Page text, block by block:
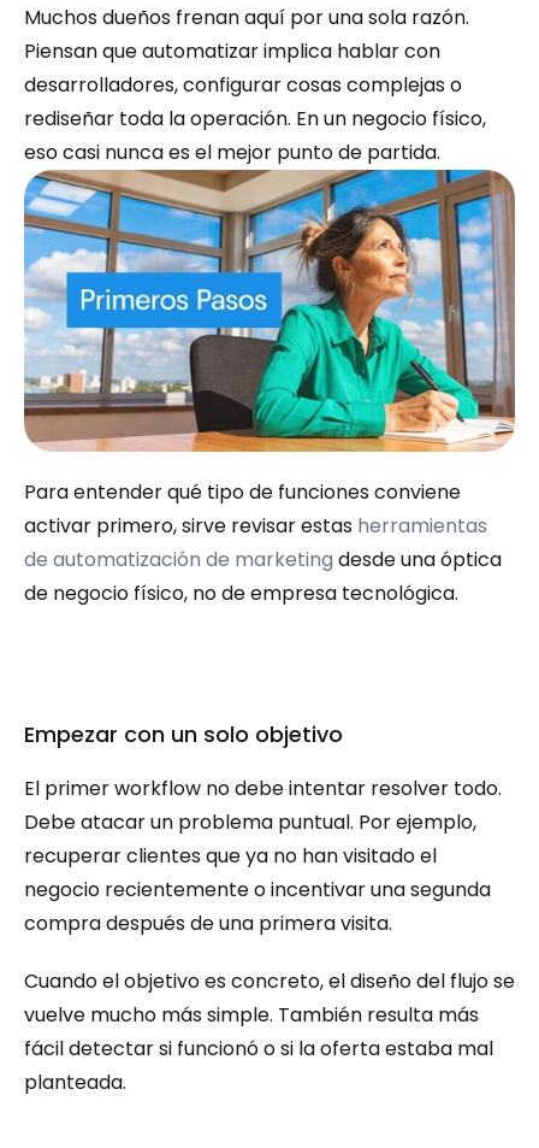
Muchos dueños frenan aquí por una sola razón.
Piensan que automatizar implica hablar con
desarrolladores, configurar cosas complejas o
rediseñar toda la operación. En un negocio físico,
eso casi nunca es el mejor punto de partida.
Para entender qué tipo de funciones conviene
activar primero, sirve revisar estas herramientas
de automatización de marketing desde una óptica
de negocio físico, no de empresa tecnológica.
Empezar con un solo objetivo
El primer workflow no debe intentar resolver todo.
Debe atacar un problema puntual. Por ejemplo,
recuperar clientes que ya no han visitado el
negocio recientemente o incentivar una segunda
compra después de una primera visita.
Cuando el objetivo es concreto, el diseño del flujo se
vuelve mucho más simple. También resulta más
fácil detectar si funcionó o si la oferta estaba mal
planteada.